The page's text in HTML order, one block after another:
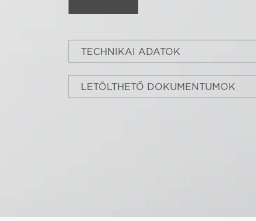
TECHNIKAI ADATOK
LETÖLTHETŐ DOKUMENTUMOK